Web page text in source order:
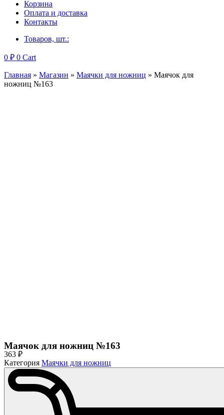
Корзина
Оплата и доставка
Контакты
Товаров, шт.:
0 ₽ 0 Cart
Главная » Магазин » Маячки для ножниц » Маячок для
ножниц №163
Маячок для ножниц №163
363 ₽
Категория Маячки для ножниц
Количество
товара
Маячок